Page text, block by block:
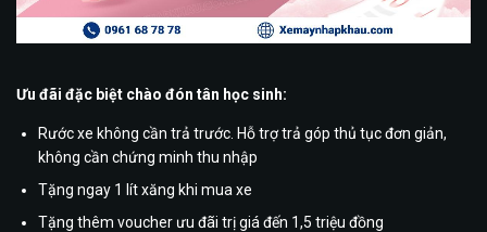
Ưu đãi đặc biệt chào đón tân học sinh:
Rước xe không cần trả trước. Hỗ trợ trả góp thủ tục đơn giản,
không cần chứng minh thu nhập
Tặng ngay 1 lít xăng khi mua xe
Tặng thêm voucher ưu đãi trị giá đến 1,5 triệu đồng